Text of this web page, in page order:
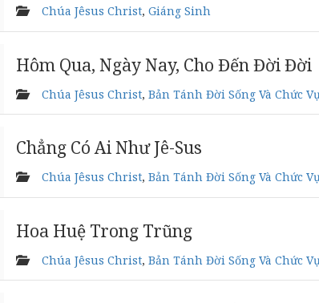
Chúa Jêsus Christ, Giáng Sinh
Hôm Qua, Ngày Nay, Cho Đến Đời Đời
Chúa Jêsus Christ, Bản Tánh Đời Sống Và Chức Vụ
Chẳng Có Ai Như Jê-Sus
Chúa Jêsus Christ, Bản Tánh Đời Sống Và Chức
Hoa Huệ Trong Trũng
Chúa Jêsus Christ, Bản Tánh Đời Sống Và Chức Vụ